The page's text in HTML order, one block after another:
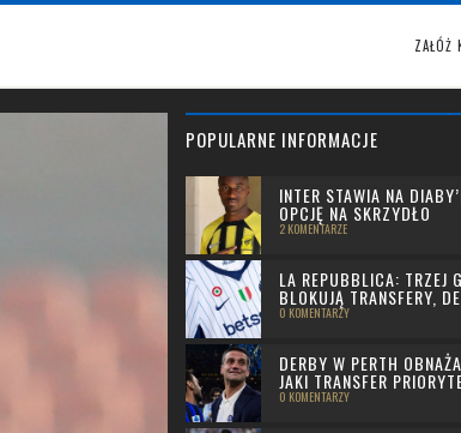
ZAŁÓŻ
POPULARNE INFORMACJE
INTER STAWIA NA
OPCJĘ NA SKRZYDŁO
2 KOMENTARZE
LA REPUBBLICA: TRZEJ
BLOKUJĄ TRANSFERY,
0 KOMENTARZY
DERBY W PERTH
JAKI TRANSFER
0 KOMENTARZY